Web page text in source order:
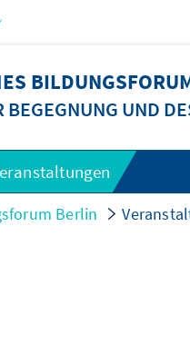
BEGEGNUNG UND
Berlin